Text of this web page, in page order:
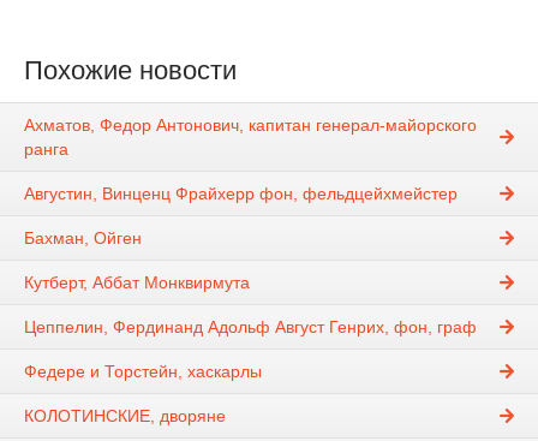
Похожие новости
Ахматов, Федор Антонович, капитан генерал-майорского
ранга
Августин, Винценц Фрайхерр фон, фельдцейхмейстер
Бахман, Ойген
Кутберт, Аббат Монквирмута
Цеппелин, Фердинанд Адольф Август Генрих, фон, граф
Федере и Торстейн, хаскарлы
КОЛОТИНСКИЕ, дворяне